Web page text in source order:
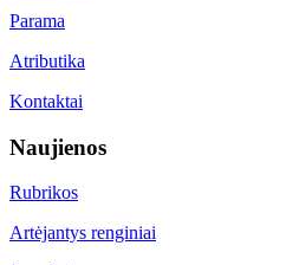
Parama
Atributika
Kontaktai
Naujienos
Rubrikos
Artėjantys renginiai